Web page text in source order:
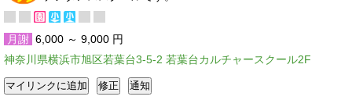
月謝 6,000 ～ 9,000 円
神奈川県横浜市旭区若葉台3-5-2 若葉台カルチャースクール2F